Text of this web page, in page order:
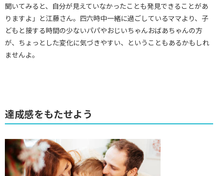
聞いてみると、自分が見えていなかったことも発見できることがあ
りますよ」と江藤さん。四六時中一緒に過ごしているママより、子
どもと接する時間の少ないパパやおじいちゃんおばあちゃんの方
が、ちょっとした変化に気づきやすい、ということもあるかもしれ
ませんよ。
達成感をもたせよう